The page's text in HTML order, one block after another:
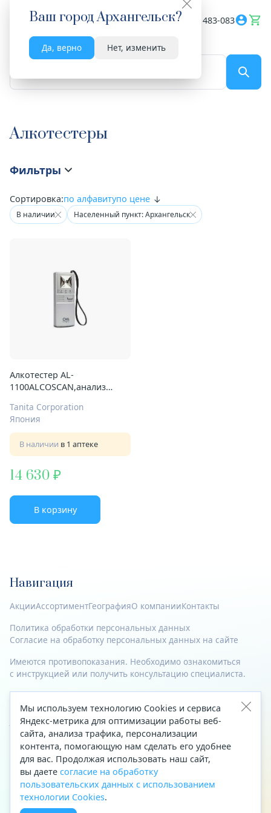
Ваш городАрхангельск?
Да, верно Нет, изменить
Весь сайт 8182 483-083
Алкотестеры
Фильтры
Сортировка:по алфавитупо цене
В наличии Населенный пункт: Архангельск
Алкотестер AL-
1100ALCOSCAN,анализ
Tanita Corporation
Япония
В наличии в 1 аптеке
14 630
В корзину
Навигация
АкцииАссортиментГеографияО компанииКонтакты
Политика обработки персональных данных
Согласие на обработку персональных данных на сайте
Имеются противопоказания. Необходимо ознакомиться
с инструкцией или получить консультацию специалиста.
© 2023—2026 Все права защищены.
Адрес
Архангельск, ул. Папанина, д. 19 (вход в здание со стороны
автоцентра «Тойота»)
Приемная Генерального директора
Телефон
+7 (8182) 63-60-31
Факс
+7 (8182) 68-66-71
Мы используем технологию Cookies и сервиса
Яндекс-метрика для оптимизации работы веб-
сайта, анализа трафика, персонализации
контента, помогающую нам сделать его удобнее
для вас. Продолжая использовать наш сайт,
вы даете согласие на обработку
пользовательских данных с использованием
технологии Cookies.